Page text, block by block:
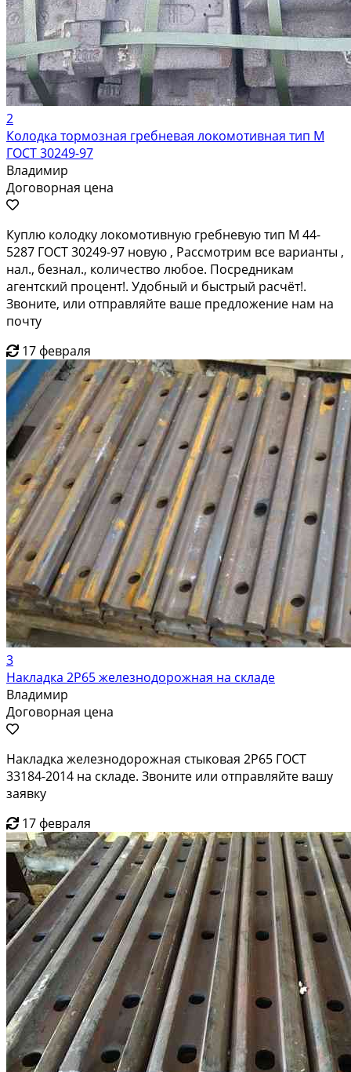
2
Колодка тормозная гребневая локомотивная тип М
ГОСТ 30249-97
Владимир
Договорная цена
Куплю колодку локомотивную гребневую тип М 44-
5287 ГОСТ 30249-97 новую , Рассмотрим все варианты ,
нал., безнал., количество любое. Посредникам
агентский процент!. Удобный и быстрый расчёт!.
Звоните, или отправляйте ваше предложение нам на
почту
17 февраля
3
Накладка 2Р65 железнодорожная на складе
Владимир
Договорная цена
Накладка железнодорожная стыковая 2Р65 ГОСТ
33184-2014 на складе. Звоните или отправляйте вашу
заявку
17 февраля